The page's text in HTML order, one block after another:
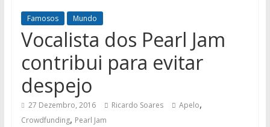
Famosos Mundo
Vocalista dos Pearl Jam
contribui para evitar
despejo
27 Dezembro, 2016 Ricardo Soares Apelo,
Crowdfunding, Pearl Jam